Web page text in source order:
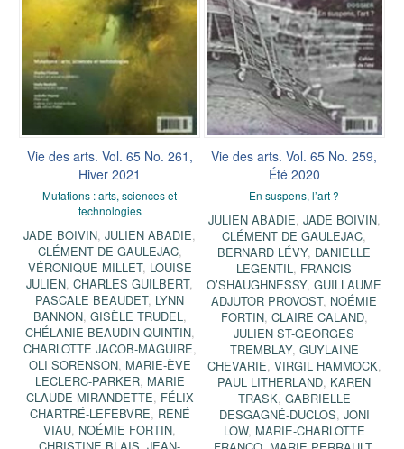
Vie des arts. Vol. 65 No. 261,
Hiver 2021
Mutations : arts, sciences et
technologies
JADE BOIVIN,JULIEN ABADIE,
CLÉMENT DE GAULEJAC,
VÉRONIQUE MILLET, LOUISE
JULIEN,CHARLES GUILBERT,
PASCALE BEAUDET, LYNN
BANNON, GISÈLE TRUDEL,
CHÉLANIE BEAUDIN-QUINTIN,
CHARLOTTE JACOB-MAGUIRE,
OLI SORENSON, MARIE-ÈVE
LECLERC-PARKER, MARIE
CLAUDE MIRANDETTE, FÉLIX
CHARTRÉ-LEFEBVRE, RENÉ
VIAU, NOÉMIE FORTIN,
Vie des arts. Vol. 65 No. 259,
Été 2020
En suspens, l’art ?
JULIEN ABADIE, JADE BOIVIN,
CLÉMENT DE GAULEJAC,
BERNARD LÉVY, DANIELLE
LEGENTIL, FRANCIS
O’SHAUGHNESSY,GUILLAUME
ADJUTOR PROVOST, NOÉMIE
FORTIN, CLAIRE CALAND,
JULIEN ST-GEORGES
TREMBLAY, GUYLAINE
CHEVARIE, VIRGIL HAMMOCK,
PAUL LITHERLAND, KAREN
TRASK, GABRIELLE
DESGAGNÉ-DUCLOS, JONI
LOW, MARIE-CHARLOTTE